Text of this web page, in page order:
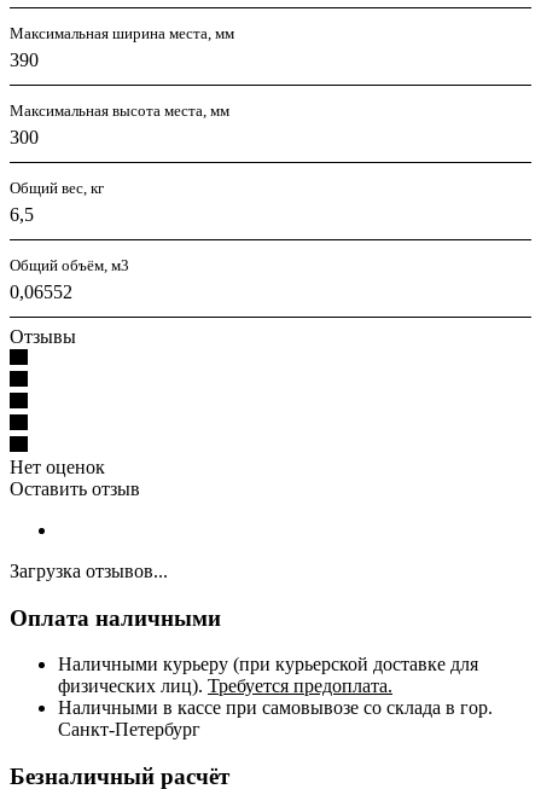
Максимальная ширина места, мм
390
Максимальная высота места, мм
300
Общий вес, кг
6,5
Общий объём, м3
0,06552
Отзывы
Нет оценок
Оставить отзыв
Загрузка отзывов...
Оплата наличными
Наличными курьеру (при курьерской доставке для
физических лиц). Требуется предоплата.
Наличными в кассе при самовывозе со склада в гор.
Санкт-Петербург
Безналичный расчёт